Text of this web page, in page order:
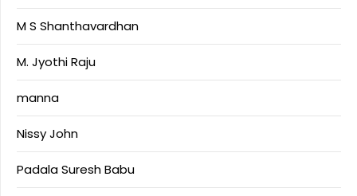
M S Shanthavardhan
M. Jyothi Raju
manna
Nissy John
Padala Suresh Babu